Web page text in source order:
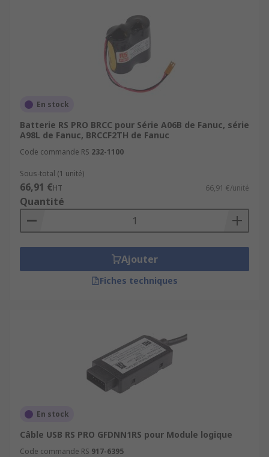
batteries, des câbles, des connecteurs et des
adaptateurs. Une batterie de secours est utilisée
par certains pour protéger la mémoire et les
données précieuses en cas de coupure de
En stock
Batterie RS PRO BRCC pour Série A06B de Fanuc, série
A98L de Fanuc, BRCCF2TH de Fanuc
Code commande RS 232-1100
Sous-total (1 unité)
66,91 €HT 66,91 €/unité
Quantité
Ajouter
Fiches techniques
En stock
Câble USB RS PRO GFDNN1RS pour Module logique
Code commande RS 917-6395